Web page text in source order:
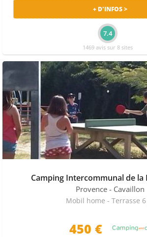
+ D'INFOS >
7.4
1469 avis sur 8 sites
Camping Intercommunal de la
Provence - Cavaillon
Mobil home - Terrasse
450 €